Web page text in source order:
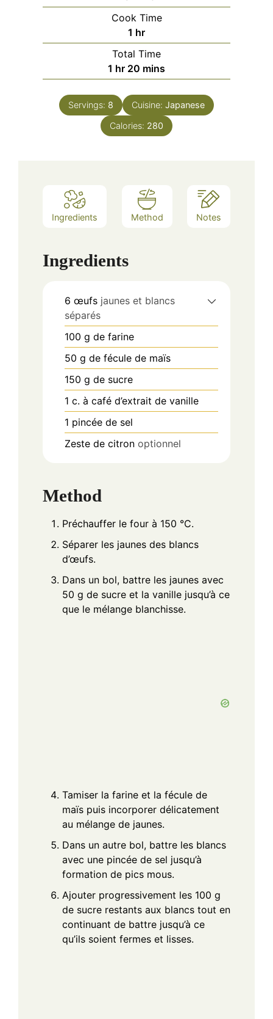
Cook Time
1 hour
hr
Total Time
1 hour
hr 20 minutes
mins
Servings: 8 Cuisine: Japanese
Calories: 280
Ingredients Method Notes
Ingredients
6 œufs jaunes et blancs
séparés
100 g de farine
50 g de fécule de maïs
150 g de sucre
1 c. à café d’extrait de vanille
1 pincée de sel
Zeste de citron optionnel
Method
Préchauffer le four à 150 °C.
Séparer les jaunes des blancs
d’œufs.
Dans un bol, battre les jaunes avec
50 g de sucre et la vanille jusqu’à ce
que le mélange blanchisse.
Tamiser la farine et la fécule de
maïs puis incorporer délicatement
au mélange de jaunes.
Dans un autre bol, battre les blancs
avec une pincée de sel jusqu’à
formation de pics mous.
Ajouter progressivement les 100 g
de sucre restants aux blancs tout en
continuant de battre jusqu’à ce
qu’ils soient fermes et lisses.